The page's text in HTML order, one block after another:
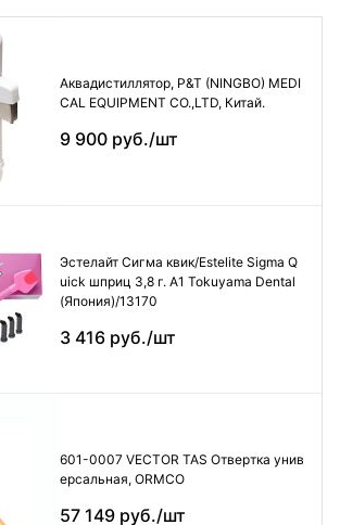
Аквадистиллятор, P&T (NINGBO) MEDI
CAL EQUIPMENT CO.,LTD, Китай.
9 900 руб./шт
Эстелайт Сигма квик/Estelite Sigma Q
uick шприц 3,8 г. А1 Tokuyama Dental
(Япония)/13170
3 416 руб./шт
601-0007 VECTOR TAS Отвертка унив
ерсальная, ORMCO
57 149 руб./шт